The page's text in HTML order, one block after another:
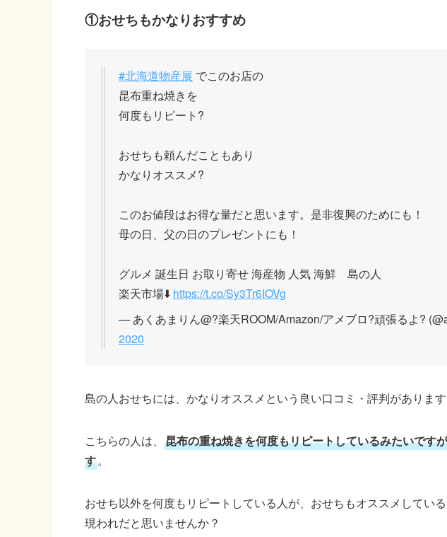
①おせちもかなりおすすめ
#北海道物産展 でこのお店の
昆布重ね焼きを
何度もリピート?
おせちも頼んだこともあり
かなりオススメ?
このお値段はお得な量だと思います。是非復興のためにも！
母の日、父の日のプレゼントにも！
グルメ 誕生日 お取り寄せ 海産物 人気 海鮮 島の人
楽天市場⬇️https://t.co/Sy3Tr6IOVg
— あくあまりん@?楽天ROOM/Amazon/アメブロ?頑張るよ?
2020
島の人おせちには、かなりオススメという良い口コミ・評判があります
こちらの人は、 昆布の重ね焼きを何度もリピートしているみたいです
す。
おせち以外を何度もリピートしている人が、おせちもオススメしてい
現われだと思いませんか？